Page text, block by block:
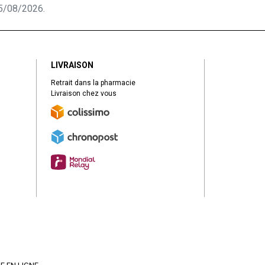
08/2026.
LIVRAISON
Retrait dans la pharmacie
Livraison chez vous